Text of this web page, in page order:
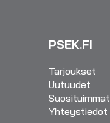
PSEK.FI
Tarjoukset
Uutuudet
Suosituimmat
Yhteystiedot